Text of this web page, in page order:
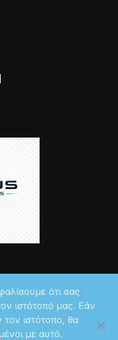
ότι σας
ιστότοπό μας. Εάν
τον ιστότοπο, θα
με αυτό.